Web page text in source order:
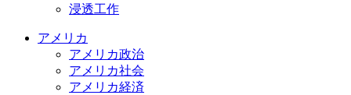
浸透工作
アメリカ
アメリカ政治
アメリカ社会
アメリカ経済